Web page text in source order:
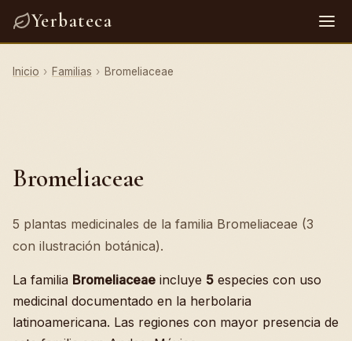
Yerbateca
Inicio › Familias › Bromeliaceae
Bromeliaceae
5 plantas medicinales de la familia Bromeliaceae (3
con ilustración botánica).
La familia Bromeliaceae incluye 5 especies con uso
medicinal documentado en la herbolaria
latinoamericana. Las regiones con mayor presencia de